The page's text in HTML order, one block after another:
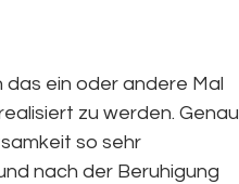
das ein oder andere Mal
zu werden. Genau
so sehr
nach der Beruhigung